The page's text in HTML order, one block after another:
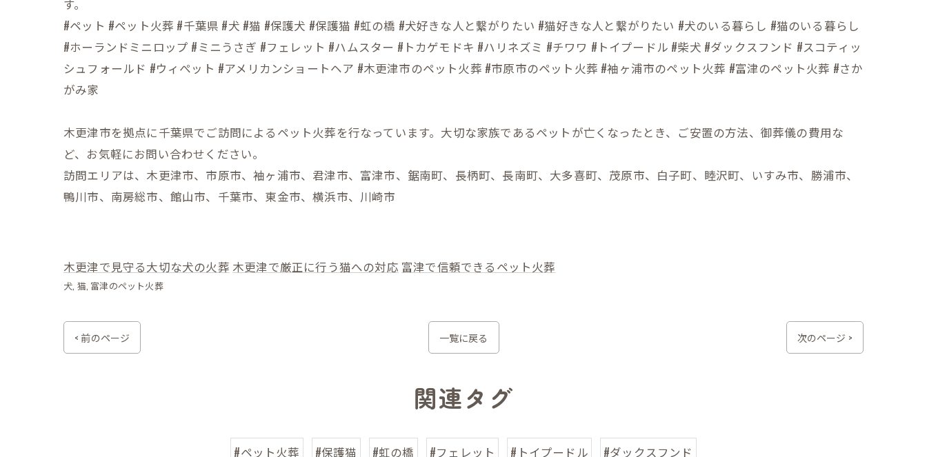
す。
#ペット #ペット火葬 #千葉県 #犬 #猫 #保護犬 #保護猫 #虹の橋 #犬好きな人と繋がりたい #猫好きな人と繋がりたい #犬のいる暮らし #猫のいる暮らし
#ホーランドミニロップ #ミニうさぎ #フェレット #ハムスター #トカゲモドキ #ハリネズミ #チワワ #トイプードル #柴犬 #ダックスフンド #スコティッ
シュフォールド #ウィぺット #アメリカンショートヘア #木更津市のペット火葬 #市原市のペット火葬 #袖ヶ浦市のペット火葬 #富津のペット火葬 #さか
がみ家
木更津市を拠点に千葉県でご訪問によるペット火葬を行なっています。大切な家族であるペットが亡くなったとき、ご安置の方法、御葬儀の費用な
ど、お気軽にお問い合わせください。
訪問エリアは、木更津市、市原市、袖ヶ浦市、君津市、富津市、鋸南町、長柄町、長南町、大多喜町、茂原市、白子町、睦沢町、いすみ市、勝浦市、
鴨川市、南房総市、館山市、千葉市、東金市、横浜市、川崎市
木更津で見守る大切な犬の火葬 木更津で厳正に行う猫への対応 富津で信頼できるペット火葬
犬 猫 富津のペット火葬
< 前のページ 一覧に戻る 次のページ >
関連タグ
#ペット火葬 #保護猫 #虹の橋 #フェレット #トイプードル #ダックスフンド